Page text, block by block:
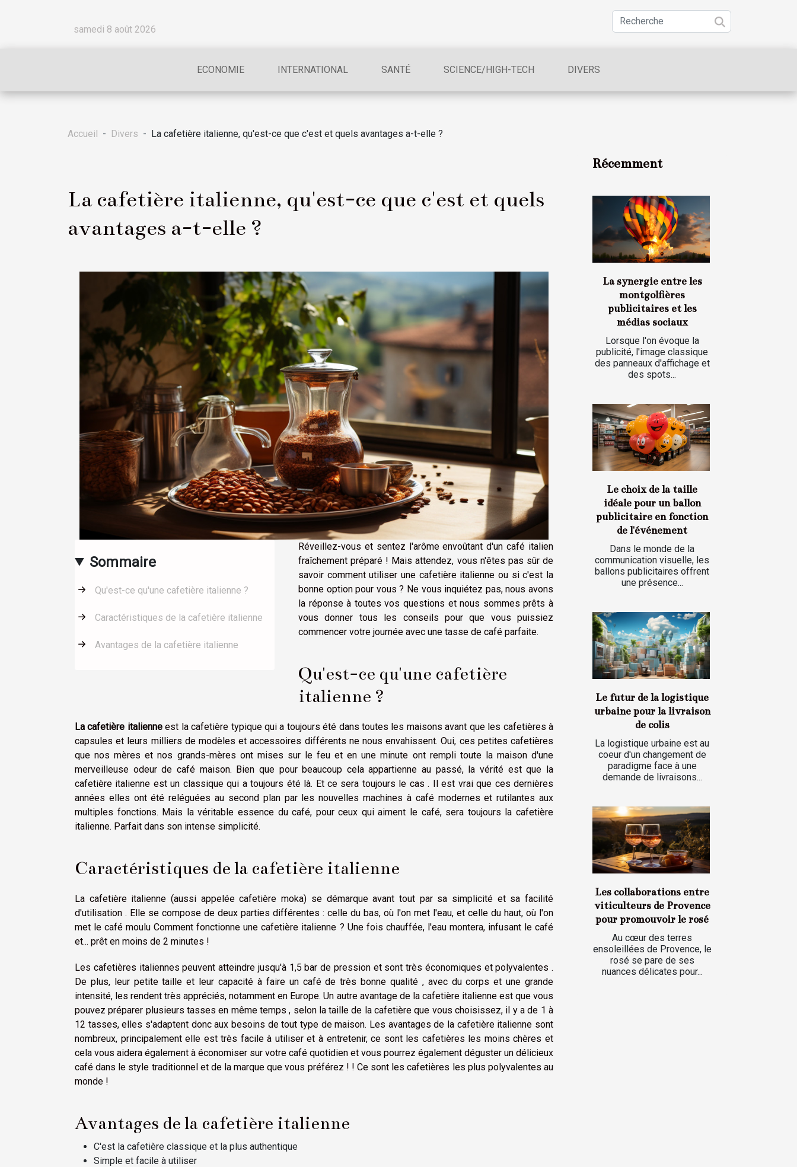
samedi 8 août 2026
ECONOMIE INTERNATIONAL SANTÉ SCIENCE/HIGH-TECH DIVERS
Accueil Divers La cafetière italienne, qu'est-ce que c'est et quels avantages a-t-elle ?
La cafetière italienne, qu'est-ce que c'est et quels
avantages a-t-elle ?
Sommaire
Qu'est-ce qu'une cafetière italienne ?
Caractéristiques de la cafetière italienne
Avantages de la cafetière italienne
Réveillez-vous et sentez l'arôme envoûtant d'un café italien
fraîchement préparé ! Mais attendez, vous n'êtes pas sûr de
savoir comment utiliser une cafetière italienne ou si c'est la
bonne option pour vous ? Ne vous inquiétez pas, nous avons
la réponse à toutes vos questions et nous sommes prêts à
vous donner tous les conseils pour que vous puissiez
commencer votre journée avec une tasse de café parfaite.
Qu'est-ce qu'une cafetière
italienne ?
La cafetière italienneest la cafetière typique qui a toujours été dans toutes les maisons avant que les cafetières à
capsules et leurs milliers de modèles et accessoires différents ne nous envahissent. Oui, ces petites cafetières
que nos mères et nos grands-mères ont mises sur le feu et en une minute ont rempli toute la maison d'une
merveilleuse odeur de café maison. Bien que pour beaucoup cela appartienne au passé, la vérité est que la
cafetière italienne est un classique qui a toujours été là. Et ce sera toujours le cas . Il est vrai que ces dernières
années elles ont été reléguées au second plan par les nouvelles machines à café modernes et rutilantes aux
multiples fonctions. Mais la véritable essence du café, pour ceux qui aiment le café, sera toujours la cafetière
italienne. Parfait dans son intense simplicité.
Caractéristiques de la cafetière italienne
La cafetière italienne (aussi appelée cafetière moka) se démarque avant tout par sa simplicité et sa facilité
d'utilisation . Elle se compose de deux parties différentes : celle du bas, où l'on met l'eau, et celle du haut, où l'on
met le café moulu Comment fonctionne une cafetière italienne ? Une fois chauffée, l'eau montera, infusant le café
et... prêt en moins de 2 minutes !
Les cafetières italiennes peuvent atteindre jusqu'à 1,5 bar de pression et sont très économiques et polyvalentes .
De plus, leur petite taille et leur capacité à faire un café de très bonne qualité , avec du corps et une grande
intensité, les rendent très appréciés, notamment en Europe. Un autre avantage de la cafetière italienne est que vous
pouvez préparer plusieurs tasses en même temps , selon la taille de la cafetière que vous choisissez, il y a de 1 à
12 tasses, elles s'adaptent donc aux besoins de tout type de maison. Les avantages de la cafetière italienne sont
nombreux, principalement elle est très facile à utiliser et à entretenir, ce sont les cafetières les moins chères et
cela vous aidera également à économiser sur votre café quotidien et vous pourrez également déguster un délicieux
café dans le style traditionnel et de la marque que vous préférez ! ! Ce sont les cafetières les plus polyvalentes au
monde !
Avantages de la cafetière italienne
C'est la cafetière classique et la plus authentique
Simple et facile à utiliser
Récemment
La synergie entre les
montgolfières
publicitaires et les
médias sociaux
Lorsque l'on évoque la
publicité, l'image classique
des panneaux d'affichage et
des spots...
Le choix de la taille
idéale pour un ballon
publicitaire en fonction
de l'événement
Dans le monde de la
communication visuelle, les
ballons publicitaires offrent
une présence...
Le futur de la logistique
urbaine pour la livraison
de colis
La logistique urbaine est au
coeur d'un changement de
paradigme face à une
demande de livraisons...
Les collaborations entre
viticulteurs de Provence
pour promouvoir le rosé
Au cœur des terres
ensoleillées de Provence, le
rosé se pare de ses
nuances délicates pour...